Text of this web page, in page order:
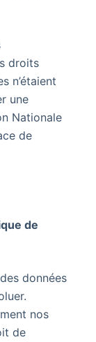
droits
n’étaient
une
Nationale
de
de
données
nos
de